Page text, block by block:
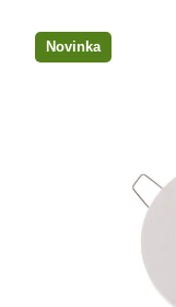
Novinka